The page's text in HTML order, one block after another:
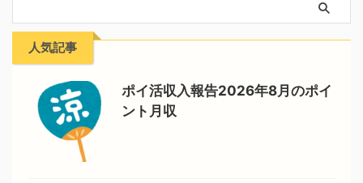
人気記事
ポイ活収入報告2026年8月のポイ
ント月収